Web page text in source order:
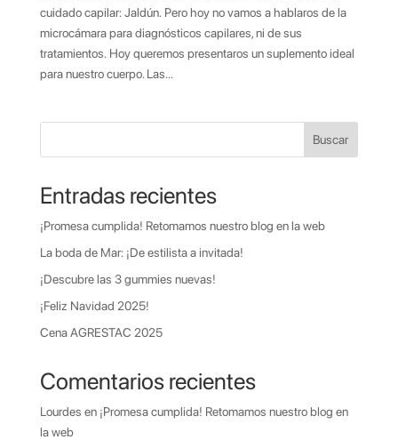
cuidado capilar: Jaldún. Pero hoy no vamos a hablaros de la
microcámara para diagnósticos capilares, ni de sus
tratamientos. Hoy queremos presentaros un suplemento ideal
para nuestro cuerpo. Las...
Buscar
Entradas recientes
¡Promesa cumplida! Retomamos nuestro blog en la web
La boda de Mar: ¡De estilista a invitada!
¡Descubre las 3 gummies nuevas!
¡Feliz Navidad 2025!
Cena AGRESTAC 2025
Comentarios recientes
Lourdes en ¡Promesa cumplida! Retomamos nuestro blog en
la web